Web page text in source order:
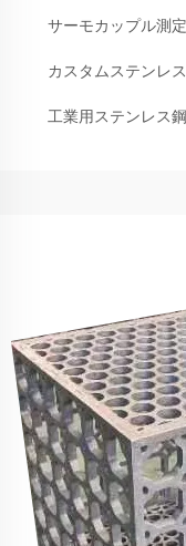
サーモカップル測定
カスタムステンレ
工業用ステンレス鋼